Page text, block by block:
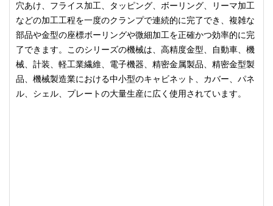
穴あけ、フライス加工、タッピング、ボーリング、リーマ加工
などの加工工程を一度のクランプで連続的に完了でき、複雑な
部品や金型の座標ボーリングや微細加工を正確かつ効率的に完
了できます。このシリーズの機械は、高精度金型、自動車、機
械、計装、軽工業繊維、電子機器、精密金属製品、精密金型製
品、機械製造業における中小型のキャビネット、カバー、パネ
ル、シェル、プレートの大量生産に広く使用されています。